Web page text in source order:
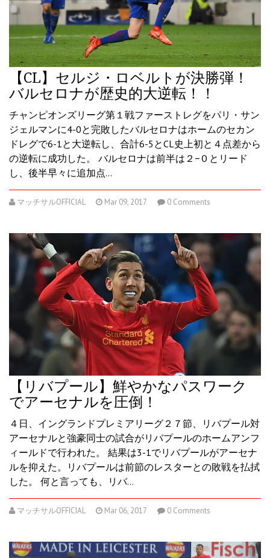
【CL】セルジ・ロベルトが決勝弾！
バルセロナが歴史的大逆転！！
チャンピオンズリーグ第１戦ファーストレグをパリ・サン
ジェルマンに4-0と完敗したバルセロナはホームのセカン
ドレグで6-1と大逆転し、合計6-5とCL史上初と４点差から
の逆転に成功した。 バルセロナは前半は２−０とリード
し、後半早々に追加点…
マッチサルOFFICIAL Mar 09, 2017 0 Comments
【リバプール】鮮やかなパスワーク
でアーセナルを圧倒！
４日、イングランドプレミアリーグ２７節、リバプール対
アーセナルと強豪同士の試合がリバプールのホームアンフ
ィールドで行われた。 結果は3-1でリバプールがアーセナ
ルを抑えた。リバプールは前節のレスターとの敗戦を払拭
した。 何と言っても、リバ…
マッチサルOFFICIAL Mar 06, 2017 0 Comments